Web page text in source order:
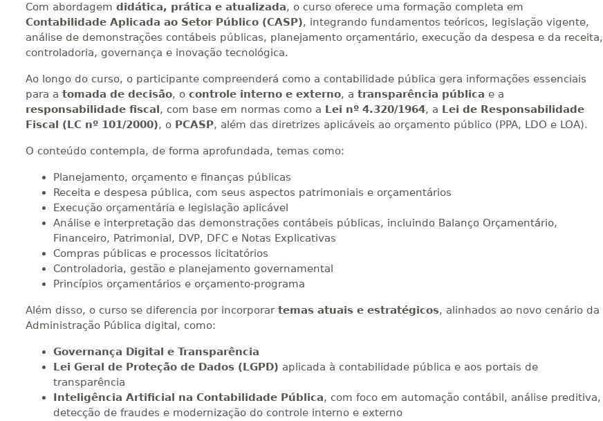
Com abordagem didática, prática e atualizada, o curso oferece uma formação completa em
Contabilidade Aplicada ao Setor Público (CASP), integrando fundamentos teóricos, legislação vigente,
análise de demonstrações contábeis públicas, planejamento orçamentário, execução da despesa e da receita,
controladoria, governança e inovação tecnológica.
Ao longo do curso, o participante compreenderá como a contabilidade pública gera informações essenciais
para a tomada de decisão, o controle interno e externo, a transparência pública e a
responsabilidade fiscal, com base em normas como a Lei nº 4.320/1964, a Lei de Responsabilidade
Fiscal (LC nº 101/2000), o PCASP, além das diretrizes aplicáveis ao orçamento público (PPA, LDO e LOA).
O conteúdo contempla, de forma aprofundada, temas como:
Planejamento, orçamento e finanças públicas
Receita e despesa pública, com seus aspectos patrimoniais e orçamentários
Execução orçamentária e legislação aplicável
Análise e interpretação das demonstrações contábeis públicas, incluindo Balanço Orçamentário,
Financeiro, Patrimonial, DVP, DFC e Notas Explicativas
Compras públicas e processos licitatórios
Controladoria, gestão e planejamento governamental
Princípios orçamentários e orçamento-programa
Além disso, o curso se diferencia por incorporar temas atuais e estratégicos, alinhados ao novo cenário da
Administração Pública digital, como:
Governança Digital e Transparência
Lei Geral de Proteção de Dados (LGPD) aplicada à contabilidade pública e aos portais de
transparência
Inteligência Artificial na Contabilidade Pública, com foco em automação contábil, análise preditiva,
detecção de fraudes e modernização do controle interno e externo